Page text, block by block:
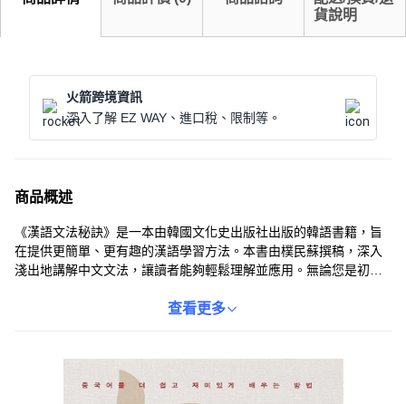
貨說明
火箭跨境資訊
深入了解 EZ WAY、進口稅、限制等。
商品概述
《漢語文法秘訣》是一本由韓國文化史出版社出版的韓語書籍，旨
在提供更簡單、更有趣的漢語學習方法。本書由樸民蘇撰稿，深入
淺出地講解中文文法，讓讀者能夠輕鬆理解並應用。無論您是初學
您將能更有效地掌握漢語文法，提升中文使用能力。本書為平裝，
查看更多